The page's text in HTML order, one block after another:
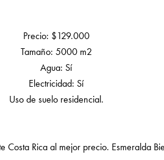
Precio: $129.000
Tamaño: 5000 m2
Agua: Sí
Electricidad: Sí
Uso de suelo residencial.
Costa Rica al mejor precio. Esmeralda